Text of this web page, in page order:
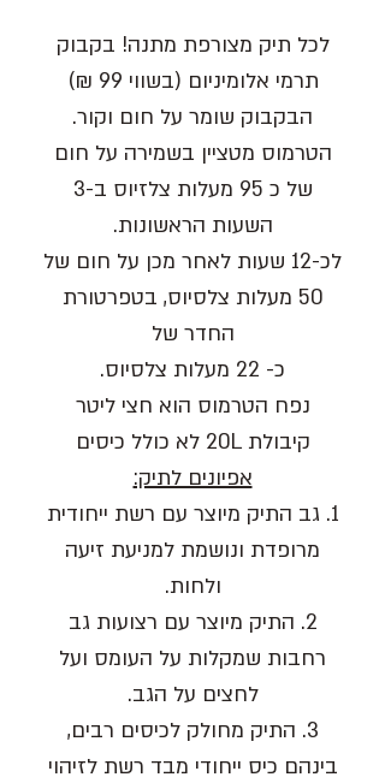
לכל תיק מצורפת מתנה! בקבוק
תרמי אלומיניום
(בשווי 99 ₪)
הבקבוק שומר על חום וקור.
הטרמוס מטציין בשמירה על חום
של כ 95 מעלות צלזיוס ב-3
השעות הראשונות.
לכ-12 שעות לאחר מכן על חום של
50 מעלות צלסיוס, בטפרטורת
החדר של
כ- 22 מעלות צלסיוס.
נפח הטרמוס הוא חצי ליטר
קיבולת 20L
לא כולל כיסים
אפיונים לתיק:
1. גב התיק מיוצר עם רשת ייחודית
מרופדת ונושמת למניעת זיעה
ולחות.
2. התיק מיוצר עם רצועות גב
רחבות שמקלות על העומס ועל
לחצים על הגב.
3. התיק מחולק לכיסים רבים,
בינהם כיס ייחודי מבד רשת לזיהוי